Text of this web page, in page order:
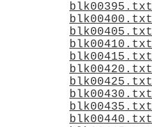
blk00395.txt
blk00400.txt
blk00405.txt
blk00410.txt
blk00415.txt
blk00420.txt
blk00425.txt
blk00430.txt
blk00435.txt
blk00440.txt